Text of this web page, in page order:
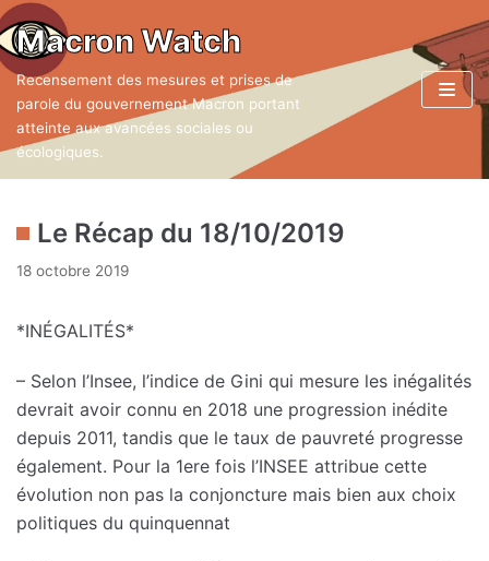
Aller
au
contenu
Macron Watch
Recensement des mesures et prises de
parole du gouvernement Macron portant
atteinte aux avancées sociales ou
écologiques.
Le Récap du 18/10/2019
18 octobre 2019
*INÉGALITÉS*
– Selon l’Insee, l’indice de Gini qui mesure les inégalités
devrait avoir connu en 2018 une progression inédite
depuis 2011, tandis que le taux de pauvreté progresse
également. Pour la 1ere fois l’INSEE attribue cette
évolution non pas la conjoncture mais bien aux choix
politiques du quinquennat